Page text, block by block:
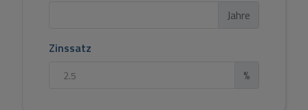
Jahre
Zinssatz
%